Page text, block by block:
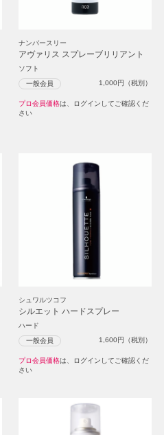
ナンバースリー
アヴァリス スプレーブリリアント
ソフト
一般会員 1,000円（税別）
プロ会員価格は、ログインしてご確認くだ
さい
シュワルツコフ
シルエット ハードスプレー
ハード
一般会員 1,600円（税別）
プロ会員価格は、ログインしてご確認くだ
さい